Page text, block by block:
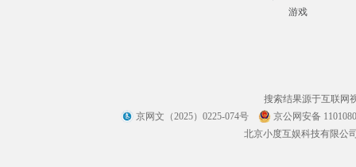
游戏
搜索结果源于互联网
京网文（2025）0225-074号
京公网安备
北京小度互娱科技有限公